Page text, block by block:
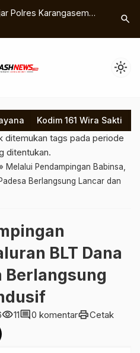
Polres Karangasem
Kapolri
TNI di
search
light_mode
Kodim 161 Wira Sakti
ditemukan tags pada periode
ditentukan.
Melalui Pendampingan Babinsa,
Berlangsung Lancar dan
BLT Dana
Berlangsung
visibility11comment0 komentarprintCetak